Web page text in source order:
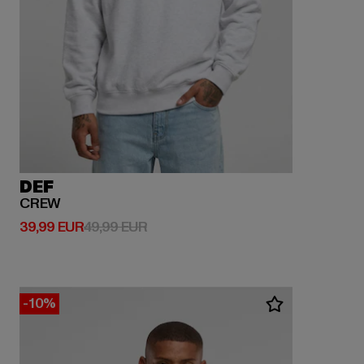
DEF
CREW
39,99 EUR
Derzeitiger Preis: 39,99 EUR
49,99 EURAktionspreis: 49,99 EUR
-10%